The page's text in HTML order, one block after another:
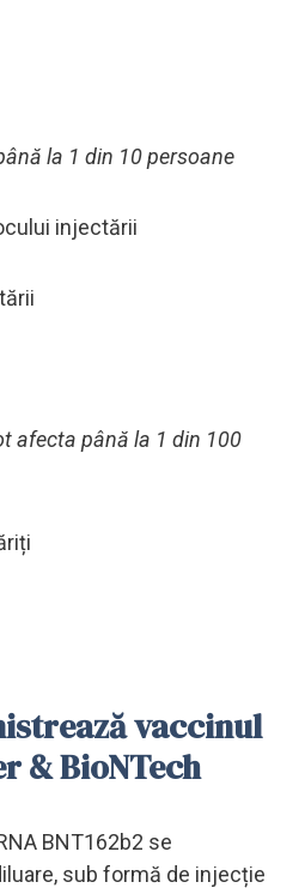
la 1 din 10 persoane
injectării
afecta până la 1 din 100
vaccinul
& BioNTech
BNT162b2 se
sub formă de injecție